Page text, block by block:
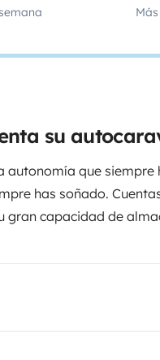
su
autonomía que siempre
has soñado.
gran capacidad de
tu moto o